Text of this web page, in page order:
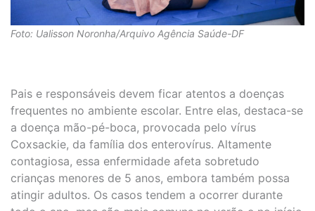
Foto: Ualisson Noronha/Arquivo Agência Saúde-DF
Pais e responsáveis devem ficar atentos a doenças
frequentes no ambiente escolar. Entre elas, destaca-se
a doença mão-pé-boca, provocada pelo vírus
Coxsackie, da família dos enterovírus. Altamente
contagiosa, essa enfermidade afeta sobretudo
crianças menores de 5 anos, embora também possa
atingir adultos. Os casos tendem a ocorrer durante